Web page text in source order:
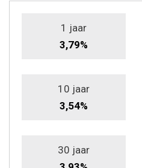
1 jaar
3,79%
10 jaar
3,54%
30 jaar